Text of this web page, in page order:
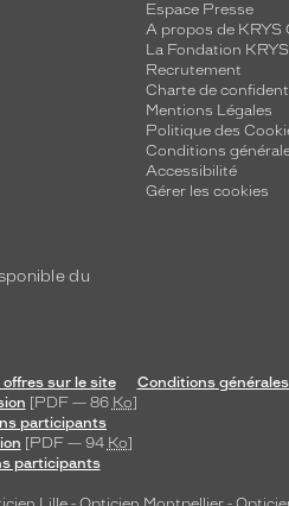
Espace Presse
A propos de KRYS
La Fondation
Recrutement
Charte de
Mentions Légales
Politique des
Conditions
Accessibilité
Gérer les cookies
du
sur le site
Conditions
[PDF — 86 Ko]
participants
[PDF — 94 Ko]
participants